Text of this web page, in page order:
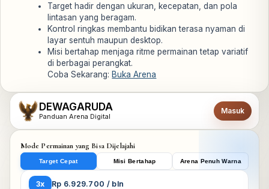
Target hadir dengan ukuran, kecepatan, dan pola
lintasan yang beragam.
Kontrol ringkas membantu bidikan terasa nyaman di
layar sentuh maupun desktop.
Misi bertahap menjaga ritme permainan tetap variatif
di berbagai perangkat.
Coba Sekarang:Buka Arena
DEWAGARUDA
Panduan Arena Digital
Masuk
Mode Permainan yang Bisa Dijelajahi
Target Cepat Misi Bertahap Arena Penuh Warna
3x Rp 6.929.700 / bln